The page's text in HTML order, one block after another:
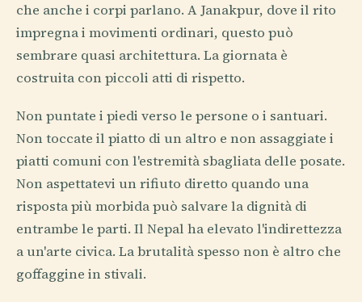
che anche i corpi parlano. A Janakpur, dove il rito
impregna i movimenti ordinari, questo può
sembrare quasi architettura. La giornata è
costruita con piccoli atti di rispetto.
Non puntate i piedi verso le persone o i santuari.
Non toccate il piatto di un altro e non assaggiate i
piatti comuni con l'estremità sbagliata delle posate.
Non aspettatevi un rifiuto diretto quando una
risposta più morbida può salvare la dignità di
entrambe le parti. Il Nepal ha elevato l'indirettezza
a un'arte civica. La brutalità spesso non è altro che
goffaggine in stivali.